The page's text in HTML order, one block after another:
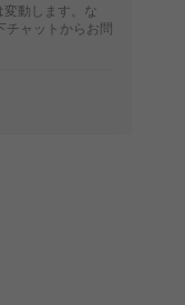
動します。な
チャットからお問